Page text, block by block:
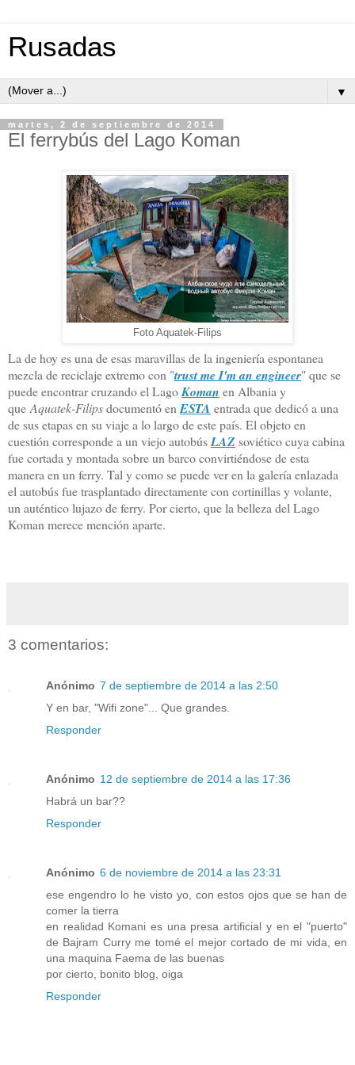
Rusadas
▼
martes, 2 de septiembre de 2014
El ferrybús del Lago Koman
Foto Aquatek-Filips
La de hoy es una de esas maravillas de la ingeniería espontanea
mezcla de reciclaje extremo con "trust me I'm an engineer" que se
puede encontrar cruzando el LagoKoman en Albania y
que Aquatek-Filipsdocumentó en ESTA entrada que dedicó a una
de sus etapas en su viaje a lo largo de este país. El objeto en
cuestión corresponde a un viejo autobúsLAZsoviético cuya cabina
fue cortada y montada sobre un barco convirtiéndose de esta
manera en un ferry. Tal y como se puede ver en la galería enlazada
el autobús fue trasplantado directamente con cortinillas y volante,
un auténtico lujazo de ferry. Por cierto, que la belleza del Lago
Koman merece mención aparte.
3 comentarios:
Anónimo 7 de septiembre de 2014 a las 2:50
Y en bar, "Wifi zone"... Que grandes.
Responder
Anónimo 12 de septiembre de 2014 a las 17:36
Habrá un bar??
Responder
Anónimo 6 de noviembre de 2014 a las 23:31
ese engendro lo he visto yo, con estos ojos que se han de
comer la tierra
en realidad Komani es una presa artificial y en el "puerto"
de Bajram Curry me tomé el mejor cortado de mi vida, en
una maquina Faema de las buenas
por cierto, bonito blog, oiga
Responder